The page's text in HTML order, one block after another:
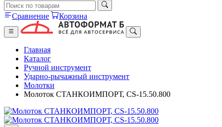
Сравнение Корзина
Главная
Каталог
Ручной инструмент
Ударно-рычажный инструмент
Молотки
Молоток СТАНКОИМПОРТ, CS-15.50.800